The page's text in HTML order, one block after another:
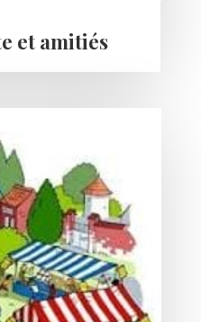
et amitiés